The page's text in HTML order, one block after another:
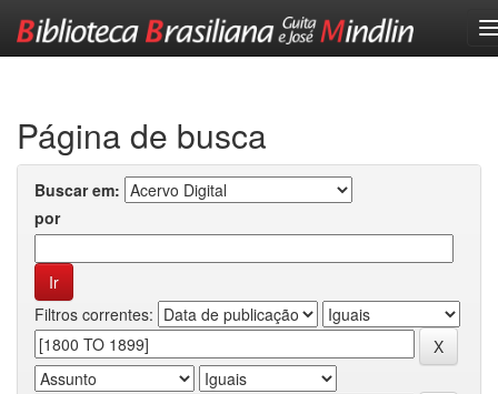
Página de busca
Buscar em:
por
Filtros correntes: